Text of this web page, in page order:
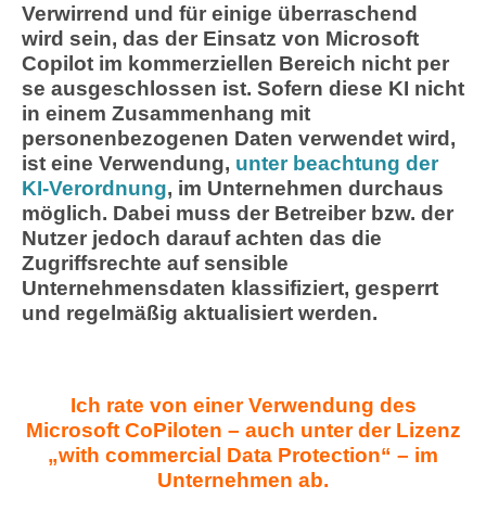
Verwirrend und für einige überraschend
wird sein, das der Einsatz von Microsoft
Copilot im kommerziellen Bereich nicht per
se ausgeschlossen ist. Sofern diese KI nicht
in einem Zusammenhang mit
personenbezogenen Daten verwendet wird,
ist eine Verwendung, unter beachtung der
KI-Verordnung, im Unternehmen durchaus
möglich. Dabei muss der Betreiber bzw. der
Nutzer jedoch darauf achten das die
Zugriffsrechte auf sensible
Unternehmensdaten klassifiziert, gesperrt
und regelmäßig aktualisiert werden.
Ich rate von einer Verwendung des
Microsoft CoPiloten – auch unter der Lizenz
„with commercial Data Protection“ – im
Unternehmen ab.